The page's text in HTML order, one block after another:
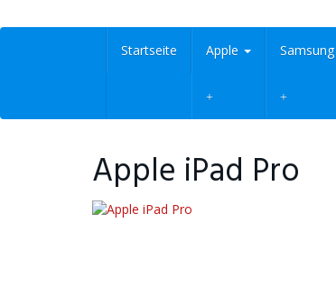
to
Startseite Apple Samsung
Apple iPad Pro